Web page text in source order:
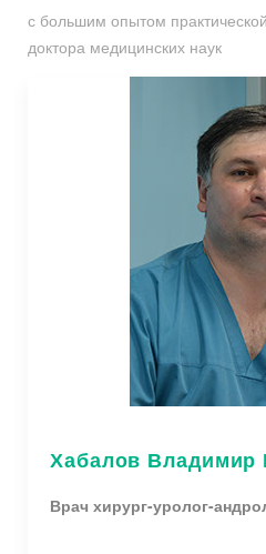
с большим опытом
доктора медицинских наук
Хабалов Владимир
Врач хирург-уролог-